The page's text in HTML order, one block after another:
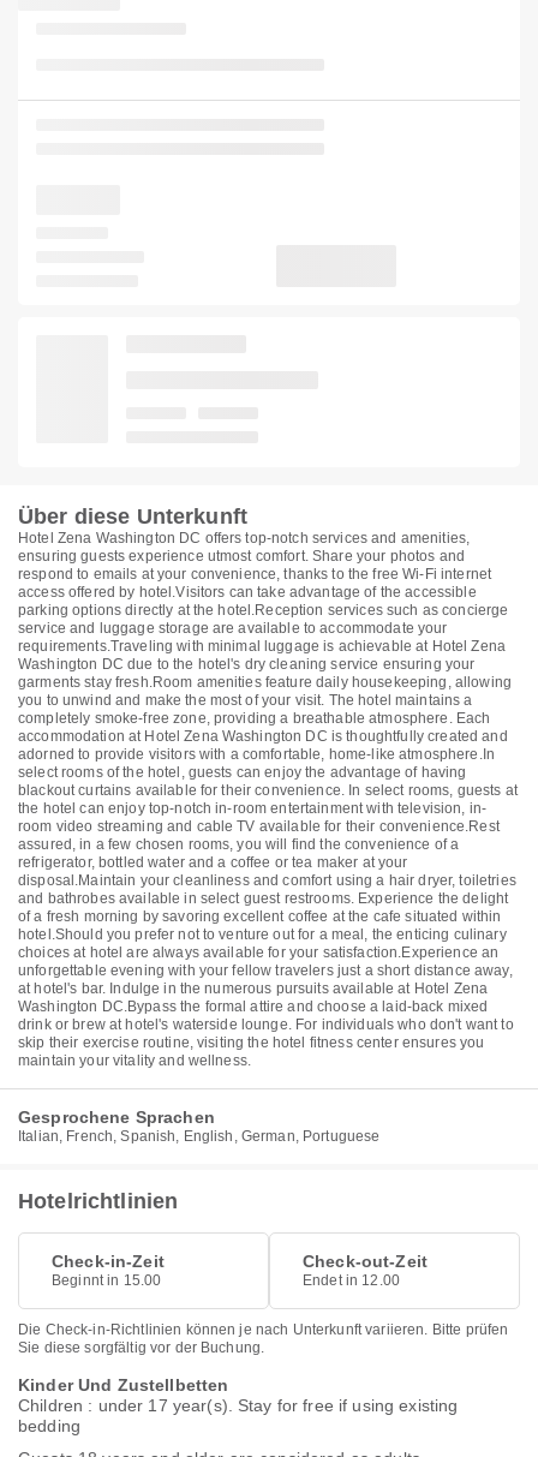
Über diese Unterkunft
Hotel Zena Washington DC offers top-notch services and amenities,
ensuring guests experience utmost comfort. Share your photos and
respond to emails at your convenience, thanks to the free Wi-Fi internet
access offered by hotel.Visitors can take advantage of the accessible
parking options directly at the hotel.Reception services such as concierge
service and luggage storage are available to accommodate your
requirements.Traveling with minimal luggage is achievable at Hotel Zena
Washington DC due to the hotel's dry cleaning service ensuring your
garments stay fresh.Room amenities feature daily housekeeping, allowing
you to unwind and make the most of your visit. The hotel maintains a
completely smoke-free zone, providing a breathable atmosphere. Each
accommodation at Hotel Zena Washington DC is thoughtfully created and
adorned to provide visitors with a comfortable, home-like atmosphere.In
select rooms of the hotel, guests can enjoy the advantage of having
blackout curtains available for their convenience. In select rooms, guests at
the hotel can enjoy top-notch in-room entertainment with television, in-
room video streaming and cable TV available for their convenience.Rest
assured, in a few chosen rooms, you will find the convenience of a
refrigerator, bottled water and a coffee or tea maker at your
disposal.Maintain your cleanliness and comfort using a hair dryer, toiletries
and bathrobes available in select guest restrooms. Experience the delight
of a fresh morning by savoring excellent coffee at the cafe situated within
hotel.Should you prefer not to venture out for a meal, the enticing culinary
choices at hotel are always available for your satisfaction.Experience an
unforgettable evening with your fellow travelers just a short distance away,
at hotel's bar. Indulge in the numerous pursuits available at Hotel Zena
Washington DC.Bypass the formal attire and choose a laid-back mixed
drink or brew at hotel's waterside lounge. For individuals who don't want to
skip their exercise routine, visiting the hotel fitness center ensures you
maintain your vitality and wellness.
Gesprochene Sprachen
Italian, French, Spanish, English, German, Portuguese
Hotelrichtlinien
Check-in-Zeit
Beginnt in 15.00
Check-out-Zeit
Endet in 12.00
Die Check-in-Richtlinien können je nach Unterkunft variieren. Bitte prüfen
Sie diese sorgfältig vor der Buchung.
Kinder Und Zustellbetten
Children : under 17 year(s). Stay for free if using existing
bedding